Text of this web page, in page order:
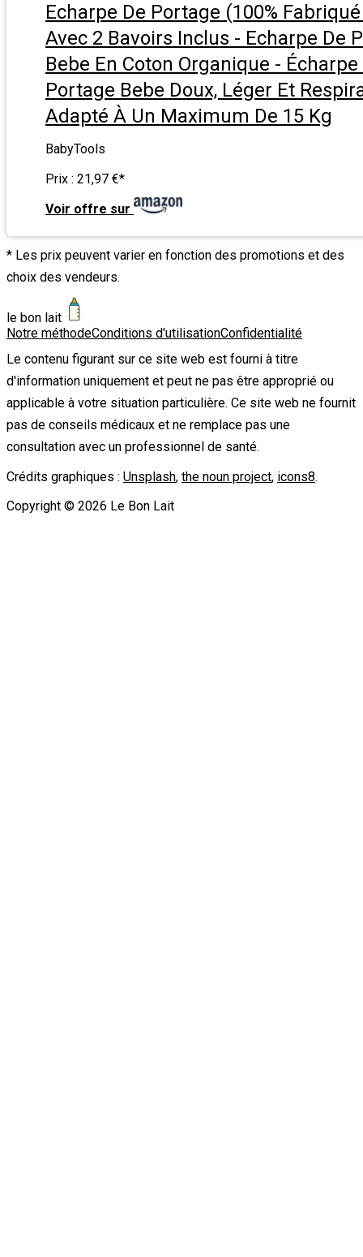
Echarpe De Portage (100%
Avec 2 Bavoirs Inclus - Echarpe De
Bebe En Coton Organique - Écharpe
Portage Bebe Doux, Léger Et
Adapté À Un Maximum De 15 Kg
BabyTools
Prix : 21,97 €*
Voir offre sur
* Les prix peuvent varier en fonction des promotions et des
choix des vendeurs.
le bon lait
Notre méthodeConditions d'utilisationConfidentialité
Le contenu figurant sur ce site web est fourni à titre
d'information uniquement et peut ne pas être approprié ou
applicable à votre situation particulière. Ce site web ne fournit
pas de conseils médicaux et ne remplace pas une
consultation avec un professionnel de santé.
Crédits graphiques : Unsplash, the noun project, icons8.
Copyright © 2026 Le Bon Lait